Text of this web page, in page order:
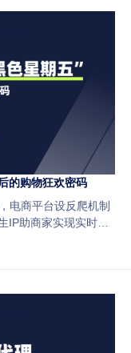
的购物狂欢密码
电商平台设反爬机制
IP助商家实现实时比
清真相”的能力。